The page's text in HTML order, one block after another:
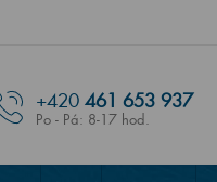
+420 461 653 937
Po - Pá: 8-17 hod.